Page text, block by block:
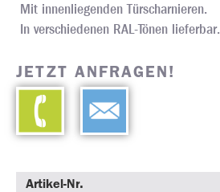
Mit innenliegenden Türscharnieren.
In verschiedenen RAL-Tönen lieferbar.
JETZT ANFRAGEN!
Artikel-Nr.